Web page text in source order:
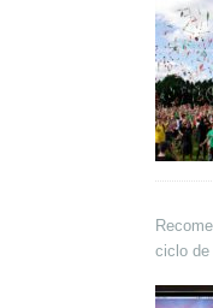
ciclo de